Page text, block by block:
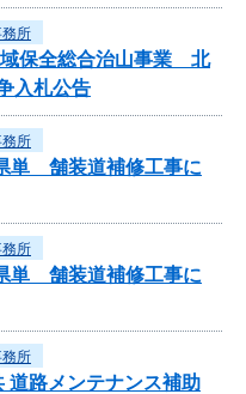
所
保全総合治山事業 北
入札公告
所
単 舗装道補修工事に
所
単 舗装道補修工事に
所
道路メンテナンス補助